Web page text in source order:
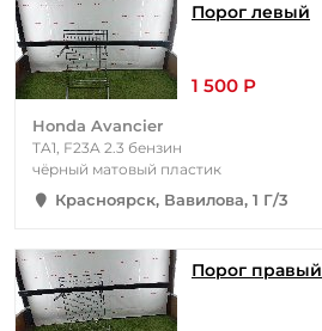
Порог левый
1 500 Р
Honda Avancier
TA1, F23A 2.3 бензин
чёрный матовый пластик
Красноярск, Вавилова, 1 Г/3
Порог правый